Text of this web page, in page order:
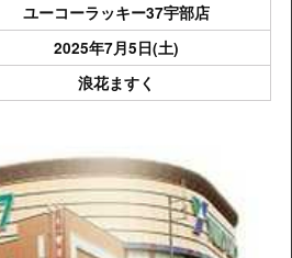
ユーコーラッキー37宇部店
2025年7月5日(土)
浪花ますく